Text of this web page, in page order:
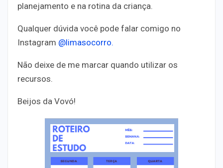
planejamento e na rotina da criança.
Qualquer dúvida você pode falar comigo no
Instagram @limasocorro.
Não deixe de me marcar quando utilizar os
recursos.
Beijos da Vovó!